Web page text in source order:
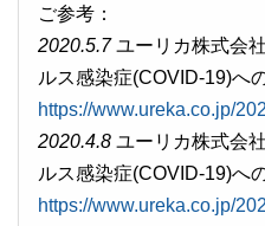
ご参考：
2020.5.7ユーリカ株式会
ルス感染症(COVID-19)へ
https://www.ureka.co.jp/
2020.4.8 ユーリカ株式会
ルス感染症(COVID-19)へ
https://www.ureka.co.jp/